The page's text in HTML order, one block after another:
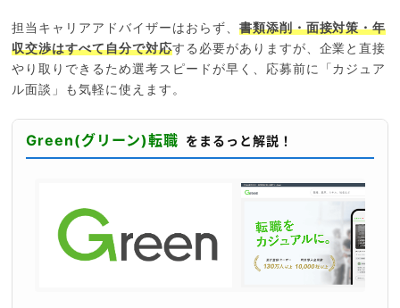
担当キャリアアドバイザーはおらず、 書類添削・面接対策・年
収交渉はすべて自分で対応する必要がありますが、企業と直接
やり取りできるため選考スピードが早く、応募前に「カジュア
ル面談」も気軽に使えます。
Green(グリーン)転職 をまるっと解説！